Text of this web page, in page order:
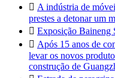
 A indústria de
prestes a detonar um
 Exposição Baineng
 Após 15 anos de
levar os novos
construção de